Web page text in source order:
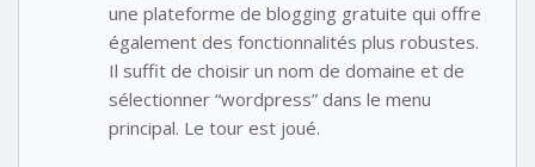
une plateforme de blogging gratuite qui offre
également des fonctionnalités plus robustes.
Il suffit de choisir un nom de domaine et de
sélectionner “wordpress” dans le menu
principal. Le tour est joué.